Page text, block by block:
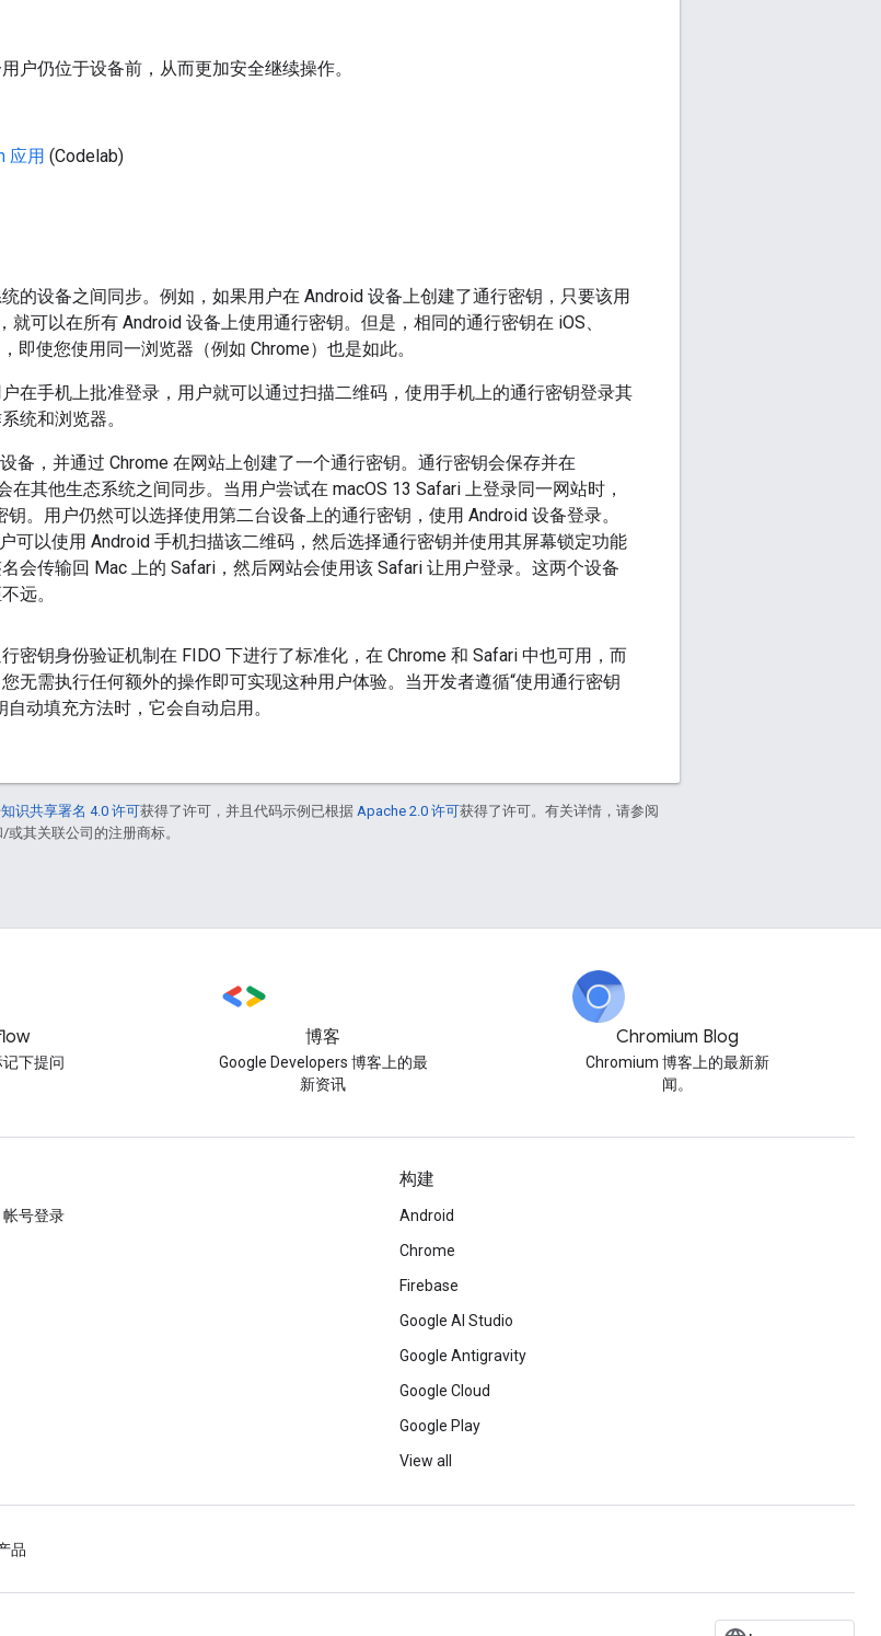
户仍位于设备前，从而更加安全继续操作。
应用 (Codelab)
的设备之间同步。例如，如果用户在 Android 设备上创建了通行密钥，只要该用
就可以在所有 Android 设备上使用通行密钥。但是，相同的通行密钥在 iOS、
即使您使用同一浏览器（例如 Chrome）也是如此。
在手机上批准登录，用户就可以通过扫描二维码，使用手机上的通行密钥登录其
统和浏览器。
备，并通过 Chrome 在网站上创建了一个通行密钥。通行密钥会保存并在
在其他生态系统之间同步。当用户尝试在 macOS 13 Safari 上登录同一网站时，
。用户仍然可以选择使用第二台设备上的通行密钥，使用 Android 设备登录。
可以使用 Android 手机扫描该二维码，然后选择通行密钥并使用其屏幕锁定功能
会传输回 Mac 上的 Safari，然后网站会使用该 Safari 让用户登录。这两个设备
远。
密钥身份验证机制在 FIDO 下进行了标准化，在 Chrome 和 Safari 中也可用，而
无需执行任何额外的操作即可实现这种用户体验。当开发者遵循“使用通行密钥
动填充方法时，它会自动启用。
知识共享署名 4.0 许可获得了许可，并且代码示例已根据 Apache 2.0 许可获得了许可。有关详情，请参阅
或其关联公司的注册商标。
下提问
博客
Google Developers 博客上的最
新资讯
Chromium Blog
Chromium 博客上的最新新
闻。
帐号登录
构建
Android
Chrome
Firebase
Google AI Studio
Google Antigravity
Google Cloud
Google Play
View all
品